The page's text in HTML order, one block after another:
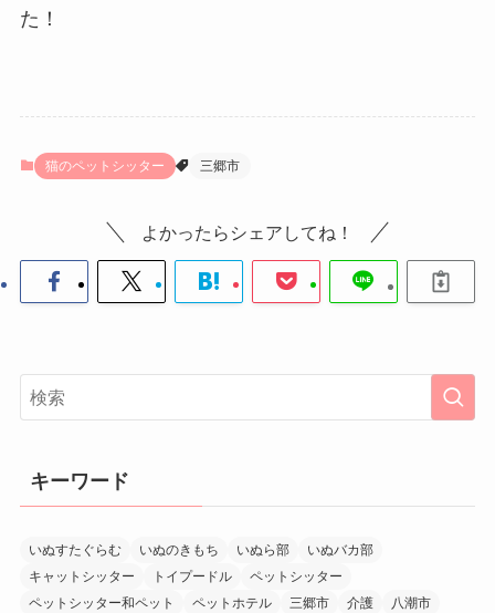
た！
猫のペットシッター 三郷市
よかったらシェアしてね！
キーワード
いぬすたぐらむ いぬのきもち いぬら部
いぬバカ部
キャットシッター
トイプードル
ペットシッター
ペットシッター和ペット
ペットホテル 三郷市 介護
八潮市